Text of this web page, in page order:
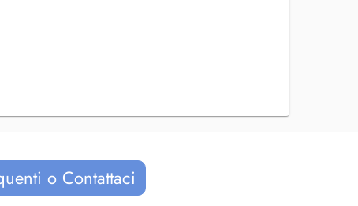
o Contattaci